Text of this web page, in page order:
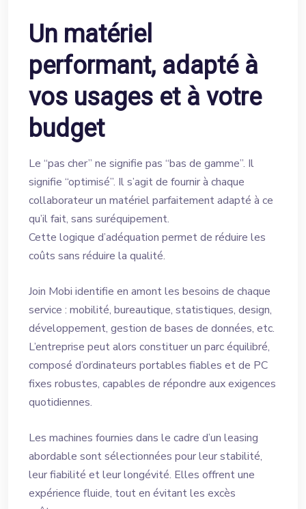
Un matériel
performant, adapté à
vos usages et à votre
budget
Le “pas cher” ne signifie pas “bas de gamme”. Il
signifie “optimisé”. Il s’agit de fournir à chaque
collaborateur un matériel parfaitement adapté à ce
qu’il fait, sans suréquipement.
Cette logique d’adéquation permet de réduire les
coûts sans réduire la qualité.
Join Mobi identifie en amont les besoins de chaque
service : mobilité, bureautique, statistiques, design,
développement, gestion de bases de données, etc.
L’entreprise peut alors constituer un parc équilibré,
composé d’ordinateurs portables fiables et de PC
fixes robustes, capables de répondre aux exigences
quotidiennes.
Les machines fournies dans le cadre d’un leasing
abordable sont sélectionnées pour leur stabilité,
leur fiabilité et leur longévité. Elles offrent une
expérience fluide, tout en évitant les excès